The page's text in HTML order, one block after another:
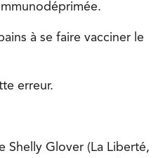
à se faire vacciner le
erreur.
Shelly Glover (La Liberté,